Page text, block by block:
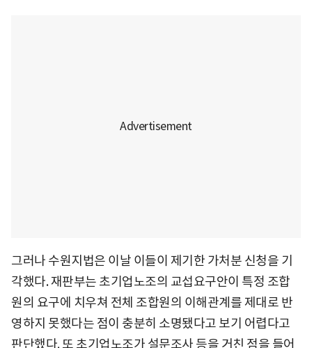
그러나 수원지법은 이날 이들이 제기한 가처분 신청을 기
각했다. 재판부는 초기업노조의 교섭요구안이 특정 조합
원의 요구에 치우쳐 전체 조합원의 이해관계를 제대로 반
영하지 못했다는 점이 충분히 소명됐다고 보기 어렵다고
판단했다. 또 초기업노조가 설문조사 등을 거친 점을 들어